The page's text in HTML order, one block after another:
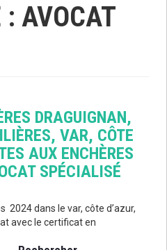
: AVOCAT
DRAGUIGNAN,
VAR, CÔTE
AUX ENCHÈRES
SPÉCIALISÉ
dans le var, côte d’azur,
avec le certificat en